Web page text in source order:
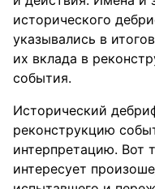
исторического
указывались в
их вклада в
события.
Исторический
реконструкцию
интерпретацию. Вот
интересует